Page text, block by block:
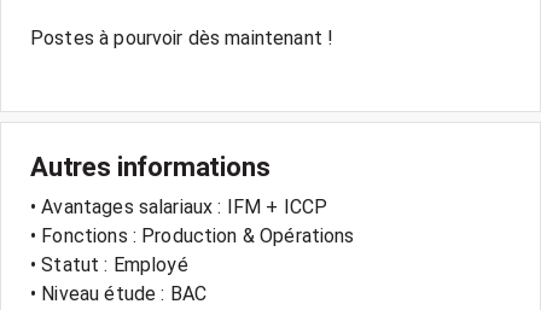
Postes à pourvoir dès maintenant !
Autres informations
• Avantages salariaux : IFM + ICCP
• Fonctions : Production & Opérations
• Statut : Employé
• Niveau étude : BAC